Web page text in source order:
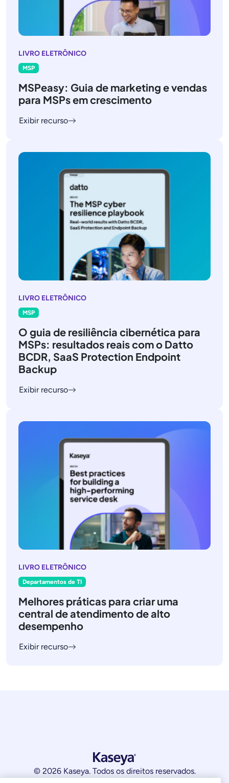
LIVRO ELETRÔNICO
MSP
MSPeasy: Guia de marketing e vendas
para MSPs em crescimento
Exibir recurso
LIVRO ELETRÔNICO
MSP
O guia de resiliência cibernética para
MSPs: resultados reais com o Datto
BCDR, SaaS Protection Endpoint
Backup
Exibir recurso
LIVRO ELETRÔNICO
Departamentos de TI
Melhores práticas para criar uma
central de atendimento de alto
desempenho
Exibir recurso
© 2026 Kaseya. Todos os direitos reservados.